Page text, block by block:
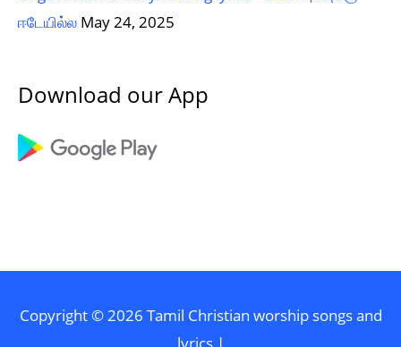
ஈடேயில்ல May 24, 2025
Download our App
Copyright © 2026 Tamil Christian worship songs and
lyrics|